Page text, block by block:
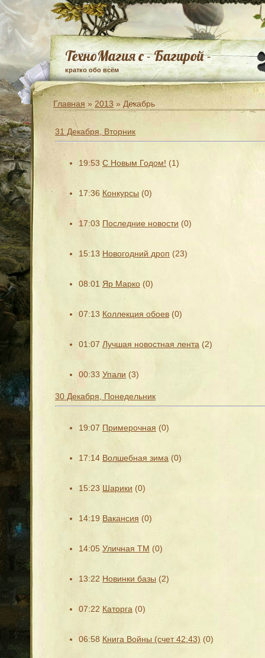
ТехноМагия с - Багирой -
кратко обо всём
Главная » 2013 » Декабрь
31 Декабря, Вторник
19:53 С Новым Годом! (1)
17:36 Конкурсы (0)
17:03 Последние новости (0)
15:13 Новогодний дроп (23)
08:01 Яр Марко (0)
07:13 Коллекция обоев (0)
01:07 Лучшая новостная лента (2)
00:33 Упали (3)
30 Декабря, Понедельник
19:07 Примерочная (0)
17:14 Волшебная зима (0)
15:23 Шарики (0)
14:19 Вакансия (0)
14:05 Уличная ТМ (0)
13:22 Новинки базы (2)
07:22 Каторга (0)
06:58 Книга Войны (счет 42:43) (0)